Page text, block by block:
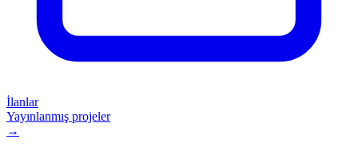
İlanlar
Yayınlanmış projeler
→